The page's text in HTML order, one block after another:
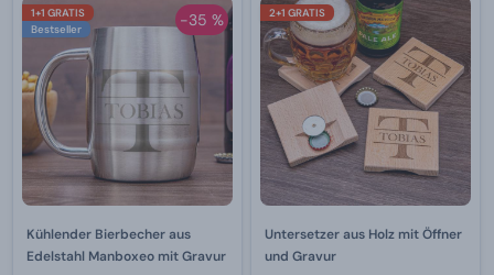
-35 %
1+1 GRATIS
Bestseller
Kühlender Bierbecher aus
Edelstahl Manboxeo mit Gravur
2+1 GRATIS
Untersetzer aus Holz mit Öffner
und Gravur